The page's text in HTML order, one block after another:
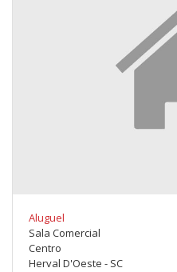
Aluguel
Sala Comercial
Centro
Herval D'Oeste - SC